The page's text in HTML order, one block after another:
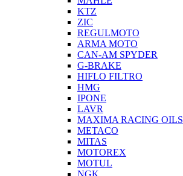
KTZ
ZIC
REGULMOTO
ARMA MOTO
CAN-AM SPYDER
G-BRAKE
HIFLO FILTRO
HMG
IPONE
LAVR
MAXIMA RACING OILS
METACO
MITAS
MOTOREX
MOTUL
NGK